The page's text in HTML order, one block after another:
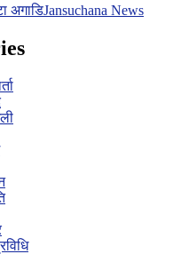
अगाडिJansuchana News